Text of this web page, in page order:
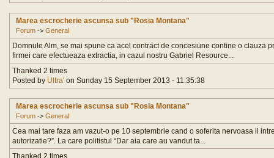
Marea escrocherie ascunsa sub "Rosia Montana"
Forum -> General
Domnule Alm, se mai spune ca acel contract de concesiune contine o clauza
firmei care efectueaza extractia, in cazul nostru Gabriel Resource...
Thanked 2 times
Posted by Ultra' on Sunday 15 September 2013 - 11:35:38
Marea escrocherie ascunsa sub "Rosia Montana"
Forum -> General
Cea mai tare faza am vazut-o pe 10 septembrie cand o soferita nervoasa il
autorizatie?”. La care politistul “Dar aia care au vandut ta...
Thanked 2 times